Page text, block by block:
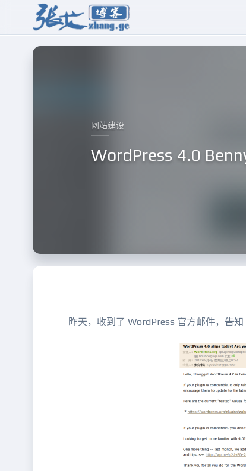
网站建设
WordPress 4.0
昨天，收到了 WordPress 官方邮件，告